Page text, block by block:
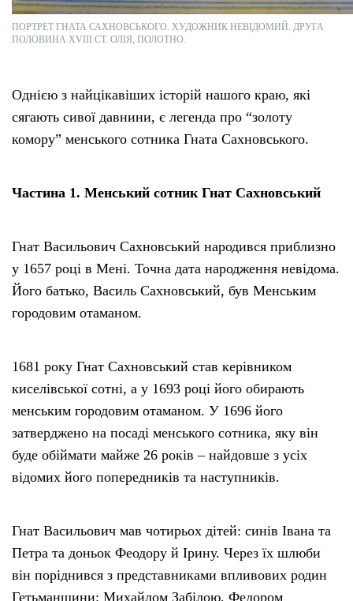
ПОРТРЕТ ГНАТА САХНОВСЬКОГО. ХУДОЖНИК НЕВІДОМИЙ. ДРУГА
ПОЛОВИНА XVIII СТ. ОЛIЯ, ПОЛОТНО.
Однією з найцікавіших історій нашого краю, які
сягають сивої давнини, є легенда про “золоту
комору” менського сотника Гната Сахновського.
Частина 1. Менський сотник Гнат Сахновський
Гнат Васильович Сахновський народився приблизно
у 1657 році в Мені. Точна дата народження невідома.
Його батько, Василь Сахновський, був Менським
городовим отаманом.
1681 року Гнат Сахновський став керівником
киселівської сотні, а у 1693 році його обирають
менським городовим отаманом. У 1696 його
затверджено на посаді менського сотника, яку він
буде обіймати майже 26 років – найдовше з усіх
відомих його попередників та наступників.
Гнат Васильович мав чотирьох дітей: синів Івана та
Петра та доньок Феодору й Ірину. Через їх шлюби
він поріднився з представниками впливових родин
Гетьманщини: Михайлом Забілою, Федором